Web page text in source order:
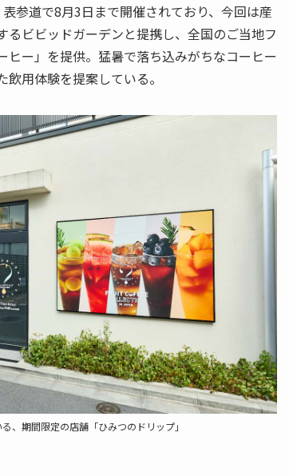
参道で8月3日まで開催されており、今回は産
るビビッドガーデンと提携し、全国のご当地フ
ヒー」を提供。猛暑で落ち込みがちなコーヒー
用体験を提案している。
、期間限定の店舗「ひみつのドリップ」